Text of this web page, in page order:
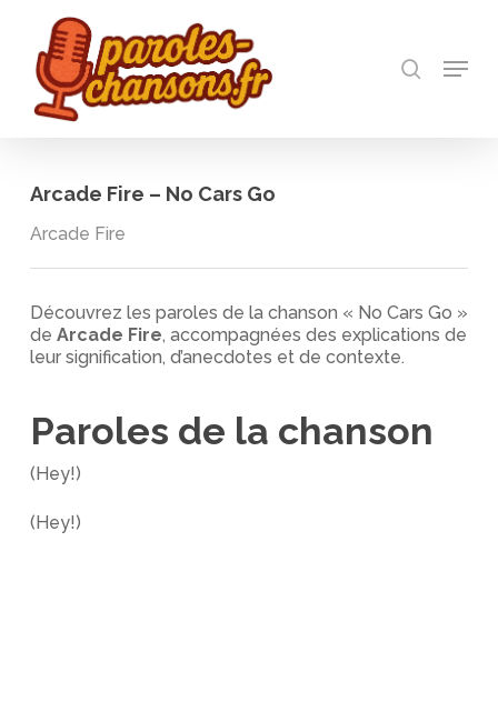
main
content
Menu
Arcade Fire – No Cars Go
Arcade Fire
Découvrez les paroles de la chanson « No Cars Go »
de Arcade Fire, accompagnées des explications de
leur signification, d’anecdotes et de contexte.
Paroles de la chanson
(Hey!)
(Hey!)
Close